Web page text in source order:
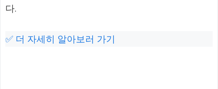
다.
✅ 더 자세히 알아보러 가기